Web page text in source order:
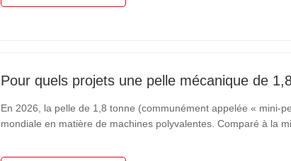
En 2026, la pelle de 1,8 tonne (communément appelée « mini-
mondiale en matière de machines polyvalentes. Comparé à la micro-pelle de 0,6 tonne, le
de stabilité et de portée, tout…